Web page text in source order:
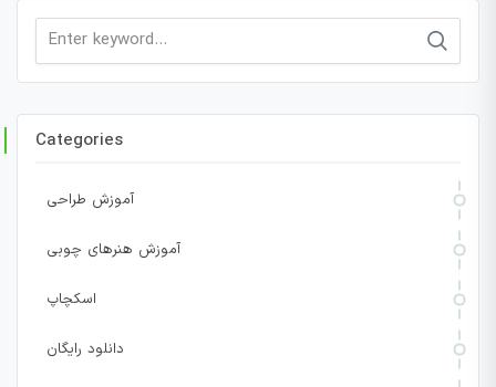
Search
Categories
آموزش طراحی
آموزش هنرهای چوبی
اسکچاپ
دانلود رایگان